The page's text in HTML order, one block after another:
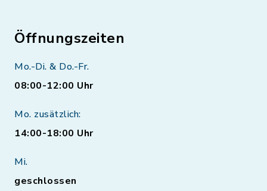
Öffnungszeiten
Mo.-Di. & Do.-Fr.
08:00-12:00 Uhr
Mo. zusätzlich:
14:00-18:00 Uhr
Mi.
geschlossen